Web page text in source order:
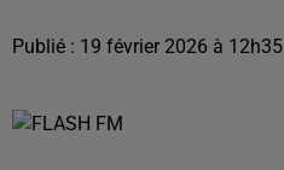
Publié : 19 février 2026 à 12h35